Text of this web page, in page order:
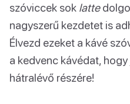
szóviccek sok latte
nagyszerű kezdetet is
Élvezd ezeket a kávé
a kedvenc kávédat,
hátralévő részére!